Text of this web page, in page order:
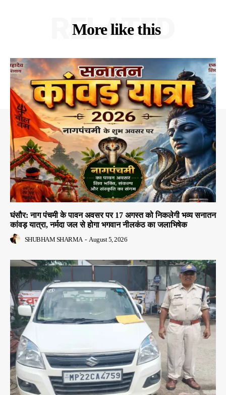
More like this
RELATED
घंसौर: नाग पंचमी के पावन अवसर पर 17 अगस्त को निकलेगी भव्य सनातन
कांवड़ यात्रा, नर्मदा जल से होगा भगवान नीलकंठ का जलाभिषेक
SHUBHAM SHARMA - August 5, 2026